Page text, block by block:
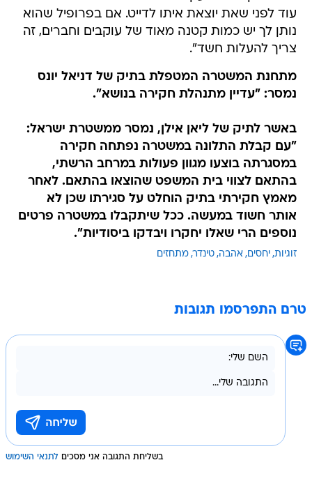
עוד לפני שאת יוצאת איתו לדייט. אם בפרופיל שהוא
נותן לך יש כמות קטנה מאוד של עוקבים וחברים, זה
צריך להעלות חשד".
מתחנת המשטרה המטפלת בתיק של דניאל יונס
נמסר: "עדיין מתנהלת חקירה בנושא".
באשר לתיק של ליאן אילן, נמסר ממשטרת ישראל:
"עם קבלת התלונה במשטרה נפתחה חקירה
במסגרתה בוצעו מגוון פעולות במרחב הרשתי,
בהתאם לצווי בית המשפט שהוצאו בהתאם. לאחר
מאמץ חקירתי בתיק הוחלט על סגירתו שכן לא
אותר חשוד במעשה. ככל שיתקבלו במשטרה פרטים
נוספים הרי שאלו יחקרו ויבדקו ביסודיות".
זוגיות יחסים אהבה טינדר מתחזים
טרם התפרסמו תגובות
בשליחת התגובה אני מסכים לתנאי השימוש